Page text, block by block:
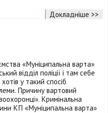
Докладніше >>
«Муніципальна варта»
відділ поліції і там себе
у такий спосіб
Причину вартовий
Кримінальна
КП «Муніципальна варта»